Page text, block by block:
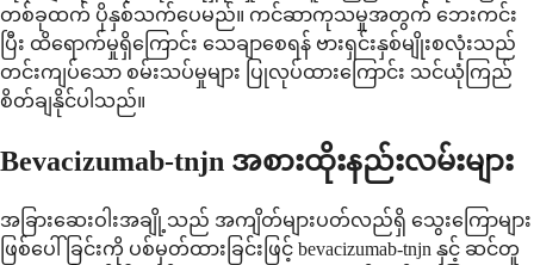
တစ်ခုထက် ပိုနှစ်သက်ပေမည်။ ကင်ဆာကုသမှုအတွက် ဘေးကင်း
ပြီး ထိရောက်မှုရှိကြောင်း သေချာစေရန် ဗားရှင်းနှစ်မျိုးစလုံးသည်
တင်းကျပ်သော စမ်းသပ်မှုများ ပြုလုပ်ထားကြောင်း သင်ယုံကြည်
စိတ်ချနိုင်ပါသည်။
Bevacizumab-tnjn အစားထိုးနည်းလမ်းများ
အခြားဆေးဝါးအချို့သည် အကျိတ်များပတ်လည်ရှိ သွေးကြောများ
ဖြစ်ပေါ်ခြင်းကို ပစ်မှတ်ထားခြင်းဖြင့် bevacizumab-tnjn နှင့် ဆင်တူ